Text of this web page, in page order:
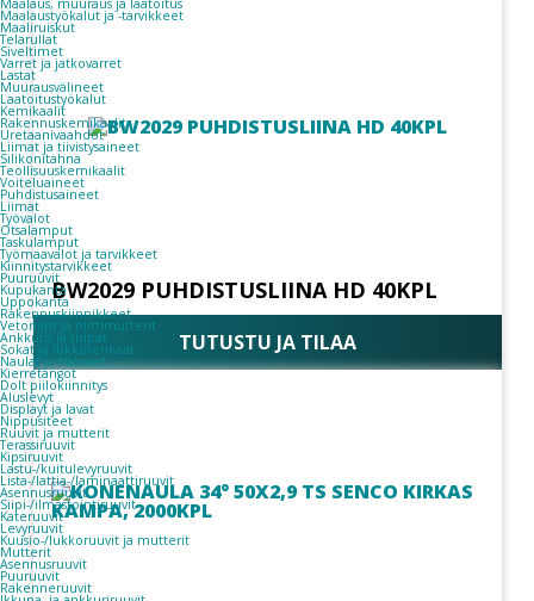
Maalaus, muuraus ja laatoitus
Maalaustyökalut ja -tarvikkeet
Maaliruiskut
Telarullat
Siveltimet
Varret ja jatkovarret
Lastat
Muurausvälineet
Laatoitustyökalut
Kemikaalit
Rakennuskemikaalit
Uretaanivaahdot
Liimat ja tiivistysaineet
Silikonitahna
Teollisuuskemikaalit
Voiteluaineet
Puhdistusaineet
Liimat
Työvalot
Otsalamput
Taskulamput
Työmaavalot ja tarvikkeet
Kiinnitys­tarvikkeet
Puuruuvit
Kupukanta
Uppokanta
Rakennuskiinnikkeet
Vetoniitit ja niittimutterit
Ankkurit ja tulpat
Sokat ja lukkorenkaat
Naulat ja hakaset
Kierretangot
Dolt piilokiinnitys
Aluslevyt
Displayt ja lavat
Nippusiteet
Ruuvit ja mutterit
Terassiruuvit
Kipsiruuvit
Lastu-/kuitulevyruuvit
Lista-/lattia-/laminaattiruuvit
Asennusruuvit
Siipi-/ilmastointiruuvit
Kateruuvit
Levyruuvit
Kuusio-/lukkoruuvit ja mutterit
Mutterit
Asennusruuvit
Puuruuvit
Rakenneruuvit
BW2029 PUHDISTUSLIINA HD 40KPL
TUTUSTU JA TILAA